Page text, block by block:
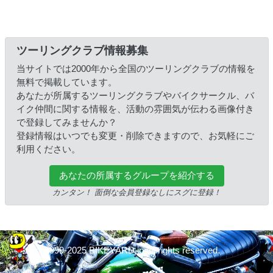
ツーリングクラブ情報募集
当サイトでは2000年から全国のツーリングクラブの情報を
無料で掲載しています。
あなたが所属するツーリングクラブやバイクサークル、バ
イク仲間に関する情報を、活動の雰囲気が伝わる画像付き
で登録してみませんか？
登録情報はいつでも変更・削除できますので、お気軽にご
利用ください。
あなたの所属するグループを紹介する
カンタン！ 面倒な会員登録なしにスグに登録！
© 1999-2025 BIKEYARD.jp All rights reserved.